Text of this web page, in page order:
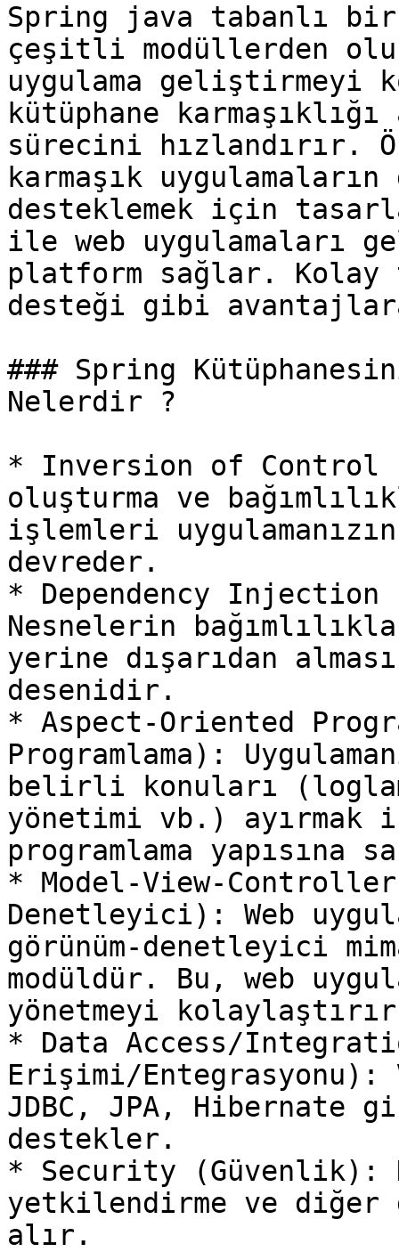
Spring java tabanlı bir
çeşitli modüllerden
uygulama geliştirmeyi
kütüphane
sürecini hızlandırır.
karmaşık
desteklemek için
ile web uygulamaları
platform sağlar.
desteği gibi
### Spring
Nelerdir ?
* Inversion of Control
oluşturma ve
işlemleri
devreder.
* Dependency Injection
Nesnelerin
yerine dışarıdan
desenidir.
* Aspect-Oriented
Programlama):
belirli konuları
yönetimi vb.)
programlama yapısına
* Model-View-Controller
Denetleyici): Web
görünüm-denetleyici
modüldür. Bu, web
yönetmeyi
* Data Access/
Erişimi/
JDBC, JPA, Hibernate
destekler.
* Security (Güvenlik):
yetkilendirme ve diğer
alır.